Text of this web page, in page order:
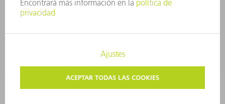
AVISO LEGAL
PROTECCIÓN DE DATOS
COPYRIGHT Y MARCA REGISTRADA
CONDICIONES DE USO